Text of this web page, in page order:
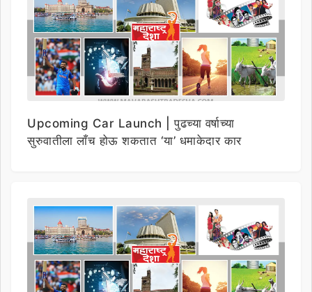
Upcoming Car Launch | पुढच्या वर्षाच्या
सुरुवातीला लाँच होऊ शकतात ‘या’ धमाकेदार कार